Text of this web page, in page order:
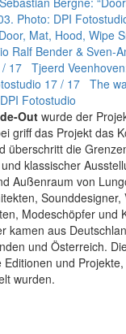
Photo: DPI
Mat, Hood, Wipe
Ralf Bender & Sven-
/ 17 Tjeerd
17 / 17 The
Fotostudio
Out wurde der
griff das Projekt das
überschritt die
klassischer
Außenraum von
Sounddesigner,
Modeschöpfer und
kamen aus
und Österreich.
Editionen und
wurden.